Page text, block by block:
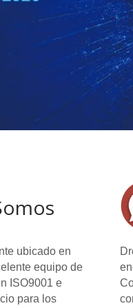
ubicado en
equipo de
ISO9001 e
para los